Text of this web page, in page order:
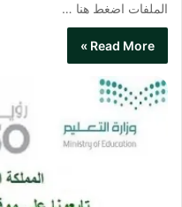
الملفات اضغط هنا …
Read More »